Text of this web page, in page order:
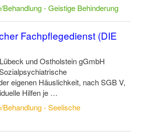
Behandlung - Geistige Behinderung
Fachpflegedienst (DIE
und Ostholstein gGmbH
eigenen Häuslichkeit, nach SGB V,
Hilfen je …
Behandlung - Seelische